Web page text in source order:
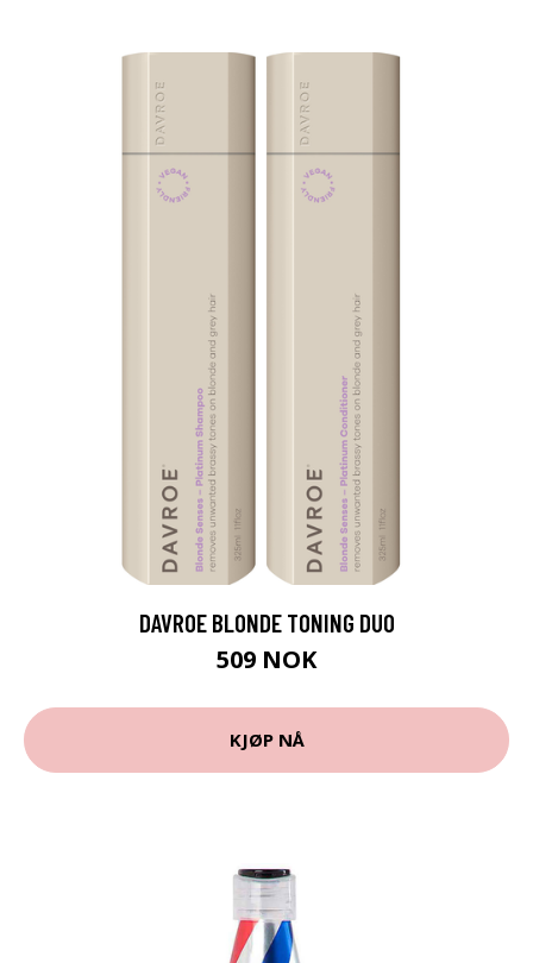
DAVROE BLONDE TONING DUO
509 NOK
KJØP NÅ